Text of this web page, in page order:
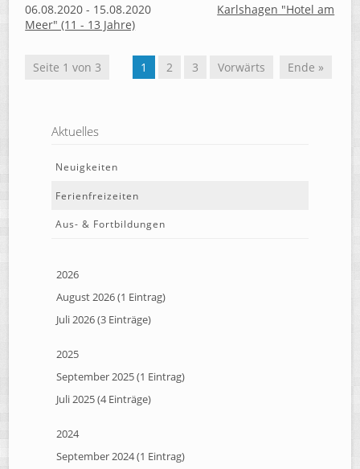
06.08.2020 - 15.08.2020
Karlshagen "Hotel am
Meer" (11 - 13 Jahre)
Seite 1 von 3 1 2 3 Vorwärts Ende »
Aktuelles
Neuigkeiten
Ferienfreizeiten
Aus- & Fortbildungen
2026
August 2026 (1 Eintrag)
Juli 2026 (3 Einträge)
2025
September 2025 (1 Eintrag)
Juli 2025 (4 Einträge)
2024
September 2024 (1 Eintrag)